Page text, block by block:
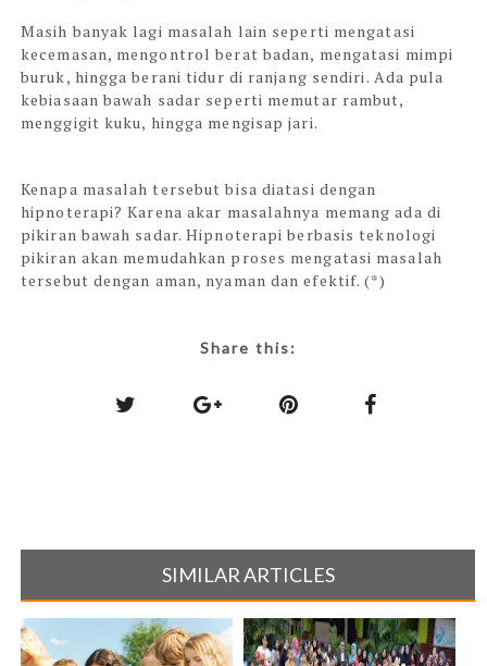
Masih banyak lagi masalah lain seperti mengatasi
kecemasan, mengontrol berat badan, mengatasi mimpi
buruk, hingga berani tidur di ranjang sendiri. Ada pula
kebiasaan bawah sadar seperti memutar rambut,
menggigit kuku, hingga mengisap jari.
Kenapa masalah tersebut bisa diatasi dengan
hipnoterapi? Karena akar masalahnya memang ada di
pikiran bawah sadar. Hipnoterapi berbasis teknologi
pikiran akan memudahkan proses mengatasi masalah
tersebut dengan aman, nyaman dan efektif. (*)
Share this:
SIMILAR ARTICLES